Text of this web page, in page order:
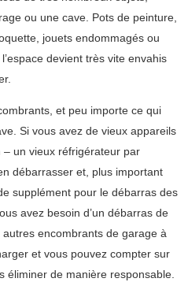
ou une cave. Pots de peinture,
jouets endommagés ou
devient très vite envahis
et peu importe ce qui
Si vous avez de vieux appareils
un vieux réfrigérateur par
débarrasser et, plus important
supplément pour le débarras des
avez besoin d’un débarras de
encombrants de garage à
et vous pouvez compter sur
éliminer de manière responsable.